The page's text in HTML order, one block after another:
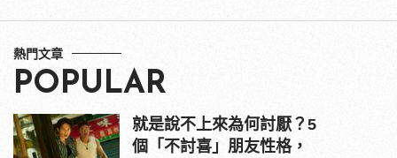
熱門文章
POPULAR
就是說不上來為何討厭？5
個「不討喜」朋友性格，